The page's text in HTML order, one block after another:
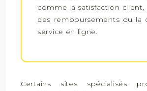
comme la satisfaction client,
des remboursements ou la
service en ligne.
Certains sites spécialisés